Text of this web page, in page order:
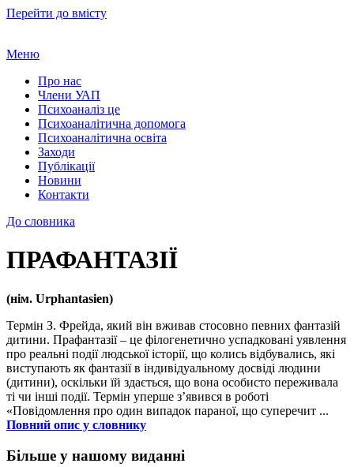
Перейти до вмісту
Меню
Про нас
Члени УАП
Психоаналіз це
Психоаналітична допомога
Психоаналітична освіта
Заходи
Публікації
Новини
Контакти
До словника
ПРАФАНТАЗІЇ
(нім. Urphantasien)
Термін З. Фрейда, який він вживав стосовно певних фантазій
дитини. Прафантазії – це філогенетично успадковані уявлення
про реальні події людської історії, що колись відбувались, які
виступають як фантазії в індивідуальному досвіді людини
(дитини), оскільки їй здається, що вона особисто переживала
ті чи інші події. Термін уперше з’явився в роботі
«Повідомлення про один випадок параної, що суперечит ...
Повний опис у словнику
Більше у нашому виданні